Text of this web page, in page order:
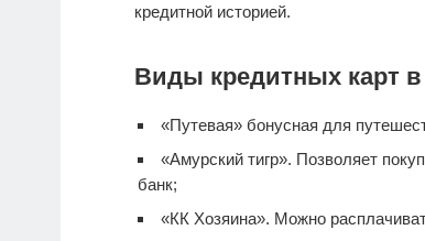
кредитной историей.
Виды кредитных карт
«Путевая» бонусная для
«Амурский тигр». Позволяет
банк;
«КК Хозяина». Можно